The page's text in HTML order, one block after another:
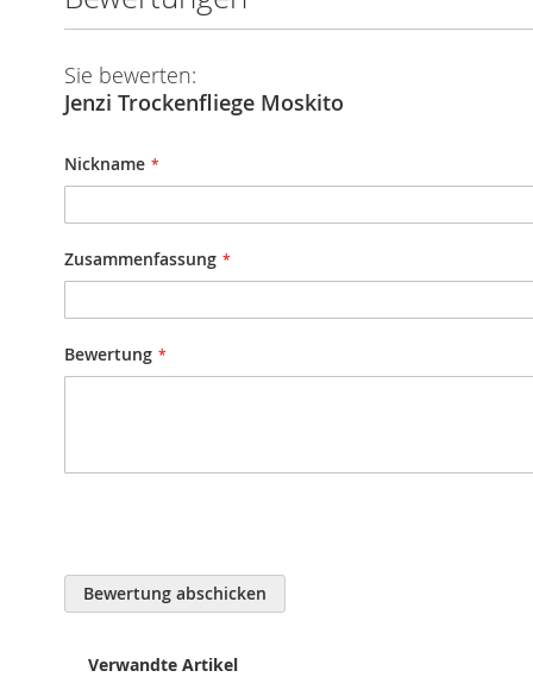
Sie bewerten:
Jenzi Trockenfliege Moskito
Nickname
Zusammenfassung
Bewertung
Bewertung abschicken
Verwandte Artikel